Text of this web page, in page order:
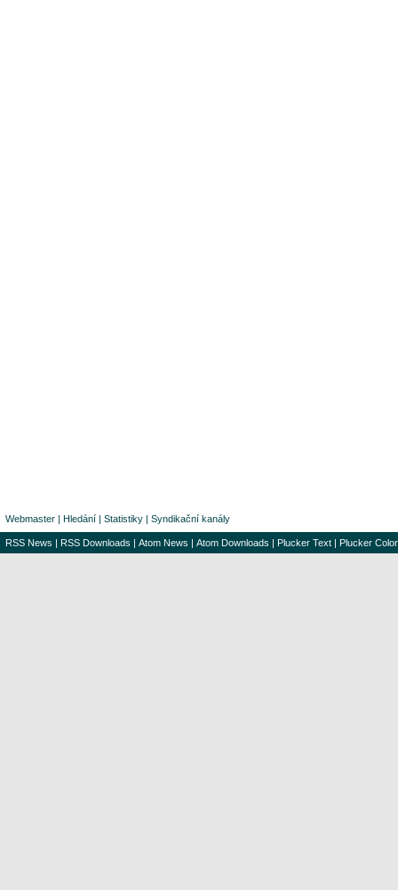
Webmaster | Hledání | Statistiky | Syndikační kanály
RSS News | RSS Downloads | Atom News | Atom Downloads | Plucker Text | Plucker Color